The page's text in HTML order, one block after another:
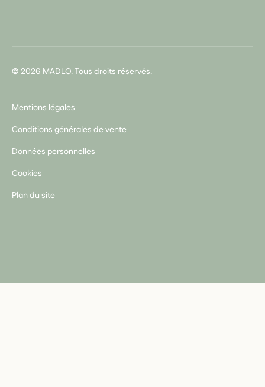
© 2026 MADLO. Tous droits réservés.
Mentions légales
Conditions générales de vente
Données personnelles
Cookies
Plan du site